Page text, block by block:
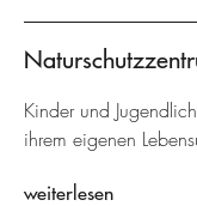
Kinder und
ihrem eigenen
weiterlesen